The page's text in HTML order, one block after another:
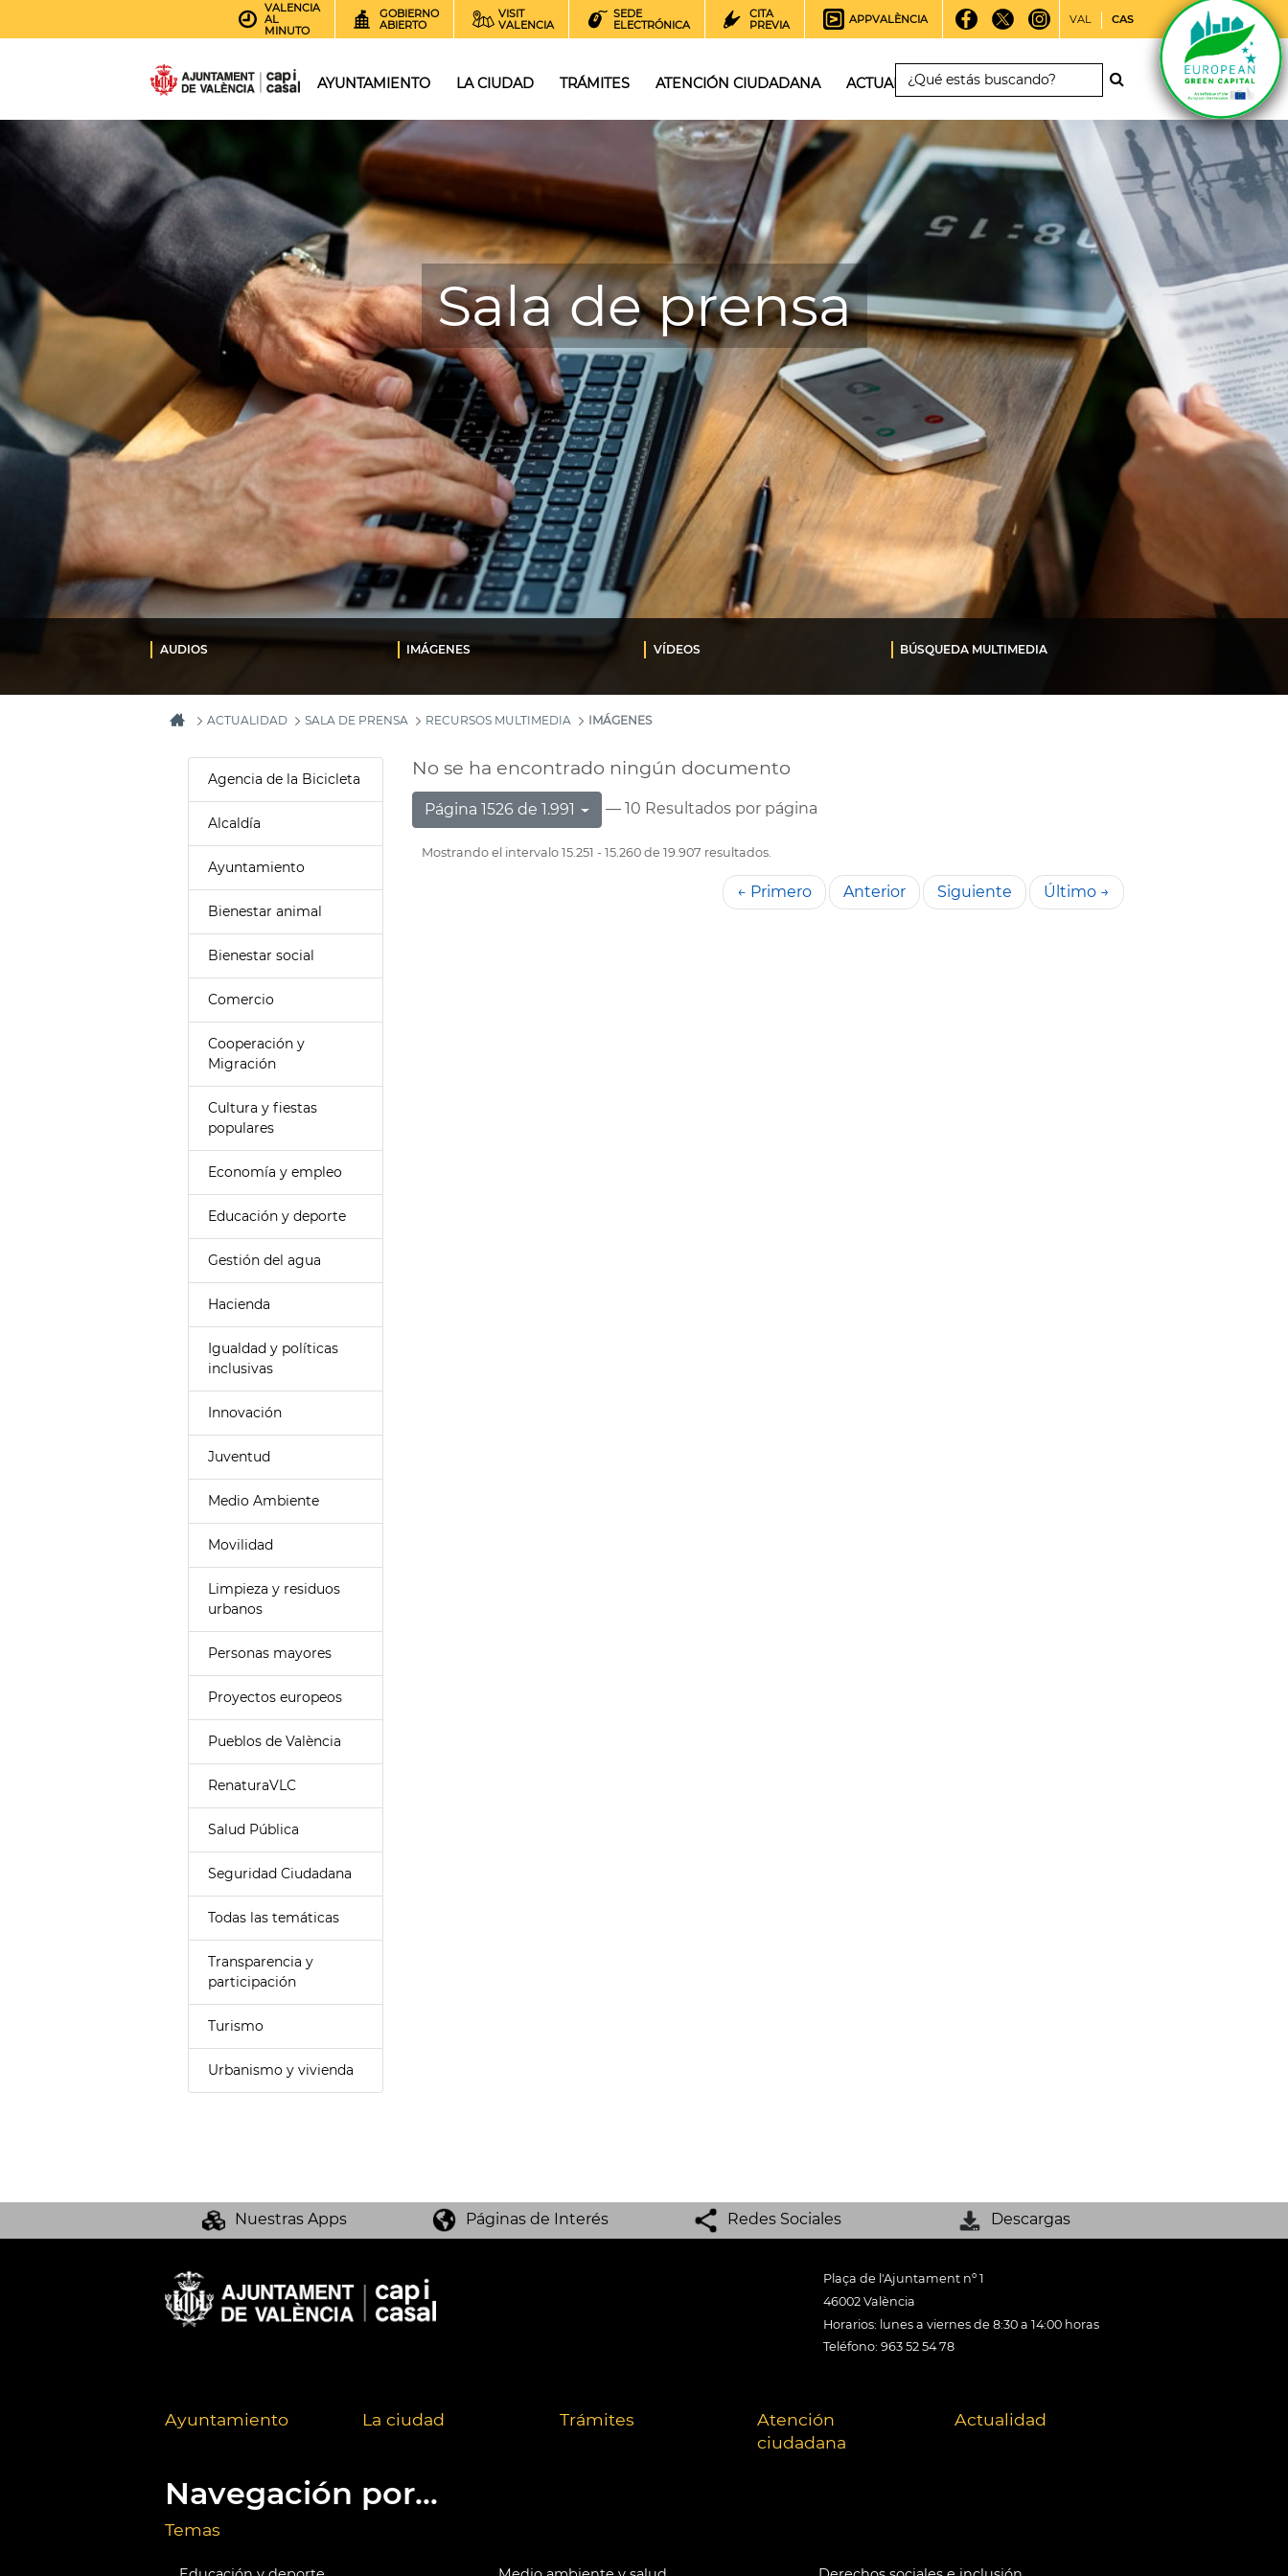
VALENCIA
AL
MINUTO
GOBIERNO
ABIERTO
VISIT
VALENCIA
SEDE
ELECTRÓNICA
CITA
PREVIA
APPVALÈNCIA VAL CAS
AYUNTAMIENTO LA CIUDAD TRÁMITES ATENCIÓN CIUDADANA ACTUALIDAD
Sala de prensa
AUDIOS IMÁGENES VÍDEOS BÚSQUEDA MULTIMEDIA
ACTUALIDAD SALA DE PRENSA RECURSOS MULTIMEDIA IMÁGENES
Agencia de la Bicicleta
Alcaldía
Ayuntamiento
Bienestar animal
Bienestar social
Comercio
Cooperación y
Migración
Cultura y fiestas
populares
Economía y empleo
Educación y deporte
Gestión del agua
Hacienda
Igualdad y políticas
inclusivas
Innovación
Juventud
Medio Ambiente
Movilidad
Limpieza y residuos
urbanos
Personas mayores
Proyectos europeos
Pueblos de València
RenaturaVLC
Salud Pública
Seguridad Ciudadana
Todas las temáticas
Transparencia y
participación
Turismo
Urbanismo y vivienda
No se ha encontrado ningún documento
Página 1526 de 1.991 — 10 Resultados por página
Mostrando el intervalo 15.251 - 15.260 de 19.907 resultados.
← Primero Anterior Siguiente Último →
Nuestras Apps Páginas de Interés Redes Sociales Descargas
Plaça de l'Ajuntament nº 1
46002 València
Horarios: lunes a viernes de 8:30 a 14:00 horas
Teléfono: 963 52 54 78
Ayuntamiento La ciudad Trámites
Atención
ciudadana
Actualidad
Navegación por...
Temas